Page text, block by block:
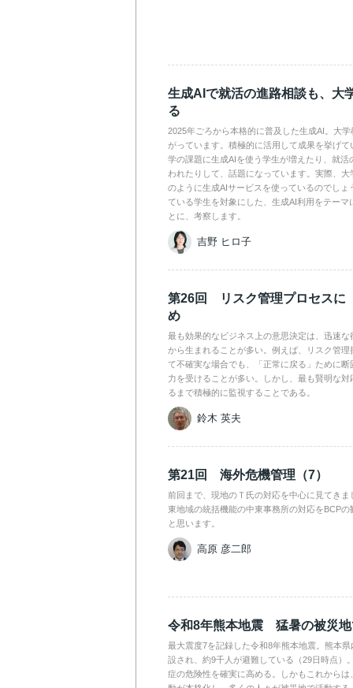
生成AIで就活の進路相談も、大
る
2025年ごろから本格的に普及した生成AI。大
がっています。積極的に活用して成果を挙げ
学の課題に生成AIを使う学生が増えたり、就活
われたりして、話題になっています。実際、
のように生成AIサービスを使っているのでしょ
ている学生を対象にした、生成AI利用をテーマ
とに、考察します。
吉野 ヒロ子
第26回 リスク管理プロセスに
め
最も効果的なビジネス上の意思決定は、迅速な
から生まれることが多い。例えば、リスク管理
て不確実な場合でも、「正常に戻る」ために
力を受けることが多い。しかし、最も賢明な
るまで積極的に監視することである。
鈴木 英夫
第21回 海外危機管理（7）
前回まで、現地のＴ氏の対応を中心に見てき
東地域の統括機能の中東事務所の対応をBCP
と思います。
高原 彦二郎
令和8年熊本地震 猛暑の被災地
最大震度7を記録した令和8年熊本地震。熊本
設され、約9千人が避難している（29日時点）
症の危険性を確実に高める。しかもこれから